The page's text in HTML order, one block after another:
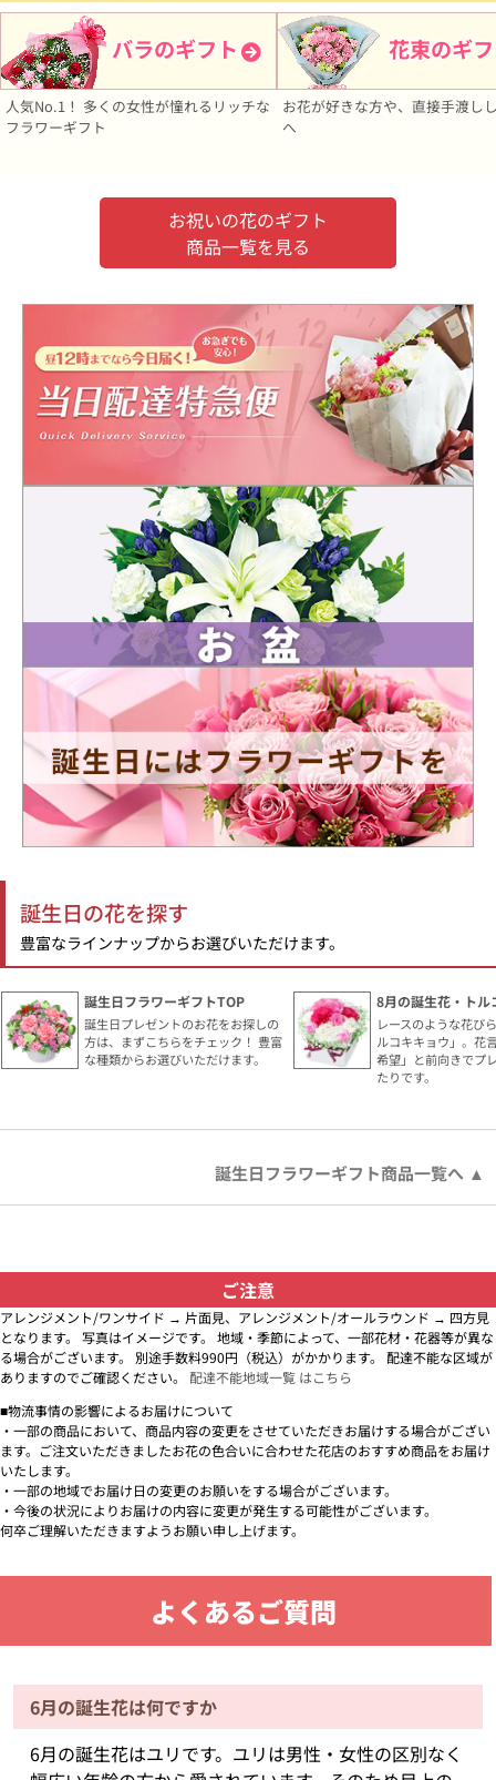
バラのギフト
人気No.1！ 多くの女性が憧れるリッチな
フラワーギフト
花束のギ
お花が好きな方や、直接手渡し
へ
お祝いの花のギフト
商品一覧を見る
誕生日の花を探す
豊富なラインナップからお選びいただけます。
誕生日フラワーギフトTOP
誕生日プレゼントのお花をお探しの
方は、まずこちらをチェック！ 豊富
な種類からお選びいただけます。
8月の誕生花・トル
レースのような花び
ルコキキョウ」。花
希望」と前向きでプ
たりです。
誕生日フラワーギフト商品一覧へ
ご注意
アレンジメント/ワンサイド → 片面見、アレンジメント/オールラウンド → 四方見
となります。 写真はイメージです。 地域・季節によって、一部花材・花器等が異な
る場合がございます。 別途手数料990円（税込）がかかります。 配達不能な区域が
ありますのでご確認ください。 配達不能地域一覧 はこちら
■物流事情の影響によるお届けについて
・一部の商品において、商品内容の変更をさせていただきお届けする場合がござい
ます。ご注文いただきましたお花の色合いに合わせた花店のおすすめ商品をお届け
いたします。
・一部の地域でお届け日の変更のお願いをする場合がございます。
・今後の状況によりお届けの内容に変更が発生する可能性がございます。
何卒ご理解いただきますようお願い申し上げます。
よくあるご質問
6月の誕生花は何ですか
6月の誕生花はユリです。ユリは男性・女性の区別なく